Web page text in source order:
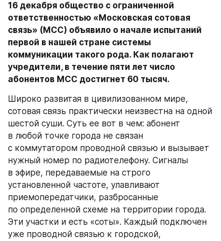
16 декабря общество с ограниченной
ответственностью «Московская сотовая
связь» (МСС) объявило о начале испытаний
первой в нашей стране системы
коммуникации такого рода. Как полагают
учредители, в течение пяти лет число
абонентов МСС достигнет 60 тысяч.
Широко развитая в цивилизованном мире,
сотовая связь практически неизвестна на одной
шестой суши. Суть ее вот в чем: абонент
в любой точке города не связан
с коммутатором проводной связью и вызывает
нужный номер по радиотелефону. Сигналы
в эфире, передаваемые на строго
установленной частоте, улавливают
приемопередатчики, разбросанные
по определенной схеме на территории города.
Эти участки и есть «соты». Каждый подключен
уже проводной связью к городской,